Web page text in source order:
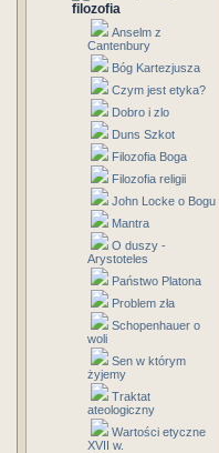
filozofia
Anselm z
Cantenbury
Bóg Kartezjusza
Czym jest etyka?
Dobro i zlo
Duns Szkot
Filozofia Boga
Filozofia religii
John Locke o Bogu
Mantra
O duszy -
Arystoteles
Państwo Platona
Problem zła
Schopenhauer o
woli
Sen w którym
żyjemy
Traktat
ateologiczny
Wartości etyczne
XVII w.